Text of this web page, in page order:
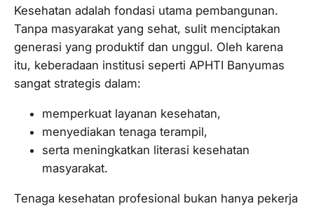
Kesehatan adalah fondasi utama pembangunan.
Tanpa masyarakat yang sehat, sulit menciptakan
generasi yang produktif dan unggul. Oleh karena
itu, keberadaan institusi seperti APHTI Banyumas
sangat strategis dalam:
memperkuat layanan kesehatan,
menyediakan tenaga terampil,
serta meningkatkan literasi kesehatan
masyarakat.
Tenaga kesehatan profesional bukan hanya pekerja